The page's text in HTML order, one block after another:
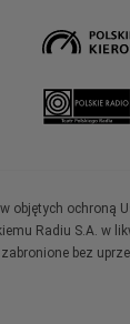
ochroną
Radiu S.A. w
bez